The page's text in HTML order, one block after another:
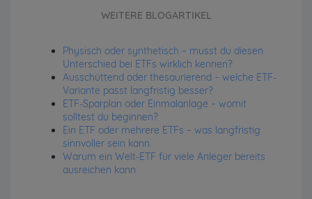
WEITERE BLOGARTIKEL
Physisch oder synthetisch – musst du diesen
Unterschied bei ETFs wirklich kennen?
Ausschüttend oder thesaurierend – welche ETF-
Variante passt langfristig besser?
ETF-Sparplan oder Einmalanlage – womit
solltest du beginnen?
Ein ETF oder mehrere ETFs – was langfristig
sinnvoller sein kann
Warum ein Welt-ETF für viele Anleger bereits
ausreichen kann